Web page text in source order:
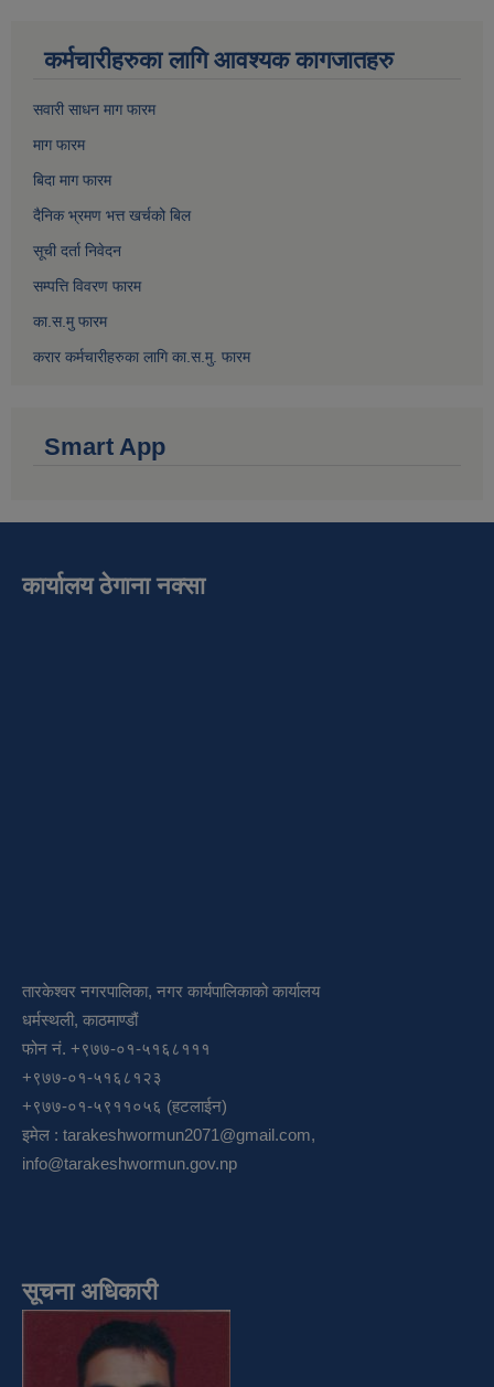
कर्मचारीहरुका लागि आवश्यक कागजातहरु
सवारी साधन माग फारम
माग फारम
बिदा माग फारम
दैनिक भ्रमण भत्त खर्चको बिल
सूची दर्ता निवेदन
सम्पत्ति विवरण फारम
का.स.मु फारम
करार कर्मचारीहरुका लागि का.स.मु. फारम
Smart App
कार्यालय ठेगाना नक्सा
तारकेश्वर नगरपालिका, नगर कार्यपालिकाको कार्यालय
धर्मस्थली, काठमाण्डौं
फोन नं. +९७७-०१-५१६८१११
+९७७-०१-५१६८१२३
+९७७-०१-५९११०५६ (हटलाईन)
इमेल : tarakeshwormun2071@gmail.com,
info@tarakeshwormun.gov.np
सूचना अधिकारी